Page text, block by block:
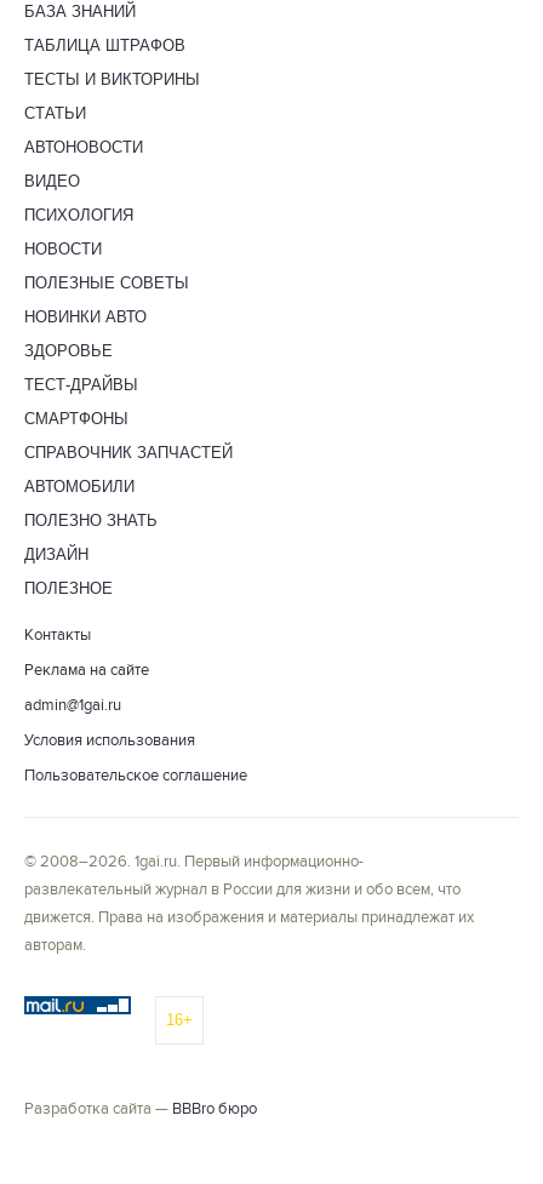
БАЗА ЗНАНИЙ
ТАБЛИЦА ШТРАФОВ
ТЕСТЫ И ВИКТОРИНЫ
СТАТЬИ
АВТОНОВОСТИ
ВИДЕО
ПСИХОЛОГИЯ
НОВОСТИ
ПОЛЕЗНЫЕ СОВЕТЫ
НОВИНКИ АВТО
ЗДОРОВЬЕ
ТЕСТ-ДРАЙВЫ
СМАРТФОНЫ
СПРАВОЧНИК ЗАПЧАСТЕЙ
АВТОМОБИЛИ
ПОЛЕЗНО ЗНАТЬ
ДИЗАЙН
ПОЛЕЗНОЕ
Контакты
Реклама на сайте
admin@1gai.ru
Условия использования
Пользовательское соглашение
© 2008–2026. 1gai.ru. Первый информационно-
развлекательный журнал в России для жизни и обо всем, что
движется. Права на изображения и материалы принадлежат их
авторам.
16+
Разработка сайта — BBBro бюро